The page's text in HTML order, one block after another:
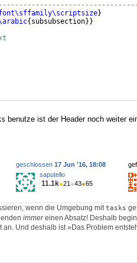
}
{ subsubsection}}
benutze ist der Header noch weiter
geschlossen 17 Jun '16, 18:08
saputello
11.1k●21 ●43●65
wenn die Umgebung mittasks
immereinen Absatz! Deshalb
an. Und deshalb ist »Das Problem